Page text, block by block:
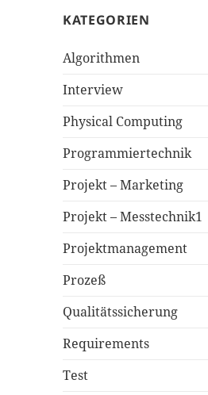
KATEGORIEN
Algorithmen
Interview
Physical Computing
Programmiertechnik
Projekt – Marketing
Projekt – Messtechnik1
Projektmanagement
Prozeß
Qualitätssicherung
Requirements
Test